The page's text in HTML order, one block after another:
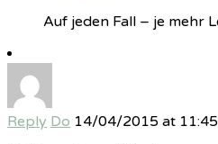
Auf jeden Fall – je mehr
Reply Do 14/04/2015 at 11:45